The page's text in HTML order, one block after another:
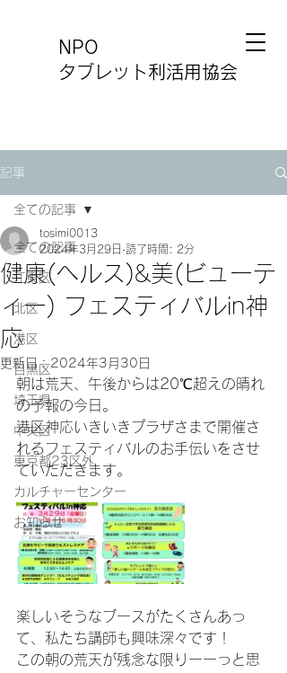
NPO
タブレット利活用協会
記事
全ての記事
江東区
北区
港区
目黒区
埼玉県
中央区
東京都23区外
カルチャーセンター
お知らせ
全ての記事
健康(ヘルス)&美(ビューテ
ィー) フェスティバルin神
応
tosimi0013
2024年3月29日 読了時間: 2分
更新日：2024年3月30日
朝は荒天、午後からは20℃超えの晴れ
の予報の今日。
港区神応いきいきプラザさまで開催さ
れるフェスティバルのお手伝いをさせ
ていただきます。
楽しいそうなブースがたくさんあっ
て、私たち講師も興味深々です！
この朝の荒天が残念な限りーーっと思